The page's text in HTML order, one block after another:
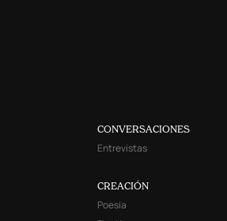
CONVERSACIONES
Entrevistas
CREACIÓN
Poesía